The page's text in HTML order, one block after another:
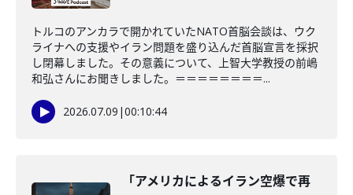
トルコのアンカラで開かれていたNATO首脳会談は、ウク
ライナへの支援やイラン問題を盛り込んだ首脳宣言を採択
し閉幕しました。その意義について、上智大学教授の前嶋
和弘さんにお聞きしました。＝＝＝＝＝＝＝＝...
2026.07.09 |00:10:44
「アメリカによるイラン空爆で再